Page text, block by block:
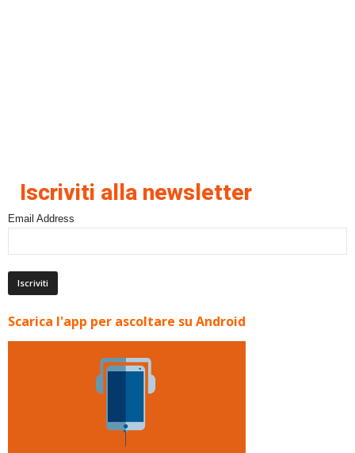
Iscriviti alla newsletter
Email Address
Scarica l'app per ascoltare su Android